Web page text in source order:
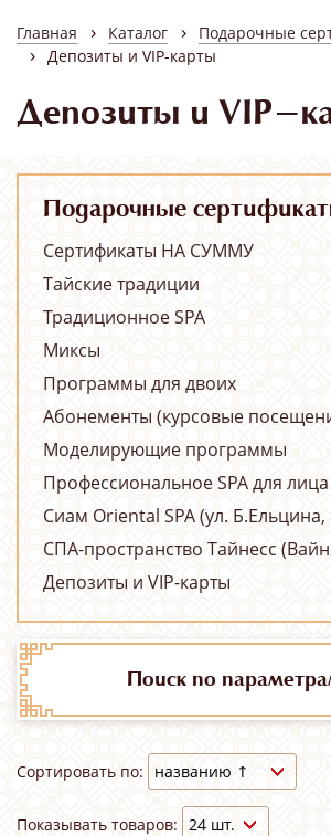
Главная › Каталог › Подарочные
› Депозиты и VIP-карты
Депозиты и VIP-
Сортировать по:
Показывать товаров:
Подарочные
Сертификаты НА СУММУ
Тайские традиции
Традиционное SPA
Миксы
Программы для двоих
Абонементы (курсовые
Моделирующие программы
Профессиональное SPA для лица
Сиам Oriental SPA (ул. Б.Ельцина,
СПА-пространство Тайнесс
Депозиты и VIP-карты
Поиск по